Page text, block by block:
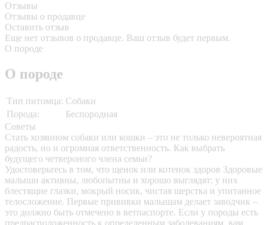
Отзывы
Отзывы о продавце
Оставить отзыв
Еще нет отзывов о продавце. Ваш отзыв будет первым.
О породе
О породе
Тип питомца: Собаки
Порода:
Беспородная
Советы
Стать хозяином собаки или кошки – это не только невероятная
радость, но и огромная ответственность. Как выбрать
будущего четвероного члена семьи?
Удостоверьтесь в том, что щенок или котенок здоров Здоровые
малыши активны, любопытны и хорошо выглядят: у них
блестящие глазки, мокрый носик, чистая шерстка и упитанное
телосложение. Первые прививки малышам делает заводчик –
это должно быть отмечено в ветпаспорте. Если у породы есть